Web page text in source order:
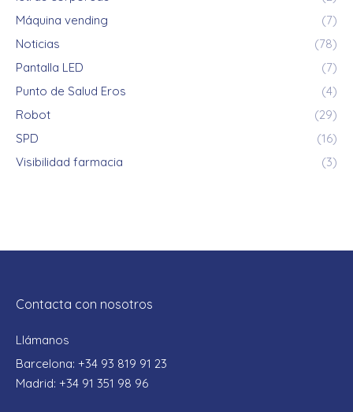
Máquina vending
(7)
Noticias
(78)
Pantalla LED
(7)
Punto de Salud Eros
(4)
Robot
(29)
SPD
(16)
Visibilidad farmacia
(3)
Contacta con nosotros
Llámanos
Barcelona: +34 93 819 91 23
Madrid: +34 91 351 98 96